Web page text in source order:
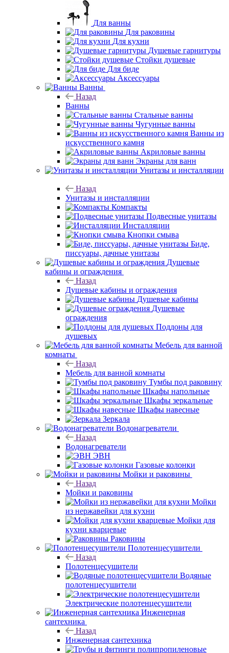
Для ванны
Для раковины
Для кухни
Душевые гарнитуры
Стойки душевые
Для биде
Аксессуары
Ванны
Назад
Ванны
Стальные ванны
Чугунные ванны
Ванны из
искусственного камня
Акриловые ванны
Экраны для ванн
Унитазы и инсталляции
Назад
Унитазы и инсталляции
Компакты
Подвесные унитазы
Инсталляции
Кнопки смыва
Биде,
писсуары, дачные унитазы
Душевые
кабины и ограждения
Назад
Душевые кабины и ограждения
Душевые кабины
Душевые
ограждения
Поддоны для
душевых
Мебель для ванной
комнаты
Назад
Мебель для ванной комнаты
Тумбы под раковину
Шкафы напольные
Шкафы зеркальные
Шкафы навесные
Зеркала
Водонагреватели
Назад
Водонагреватели
ЭВН
Газовые колонки
Мойки и раковины
Назад
Мойки и раковины
Мойки
из нержавейки для кухни
Мойки для
кухни кварцевые
Раковины
Полотенцесушители
Назад
Полотенцесушители
Водяные
полотенцесушители
Электрические полотенцесушители
Инженерная
сантехника
Назад
Инженерная сантехника